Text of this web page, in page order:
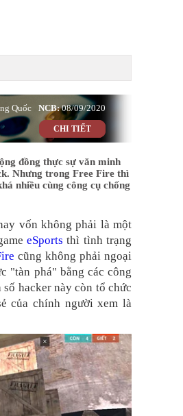
08/09/2020
NCB:
Quốc
CHI TIẾT
đồng thực sự văn minh
Nhưng trong Free Fire thì
nhiều cùng công cụ chống
vốn không phải là một
eSports thì tình trạng
cũng không phải ngoại
"tàn phá" bằng các công
hacker này còn tổ chức
của chính người xem là